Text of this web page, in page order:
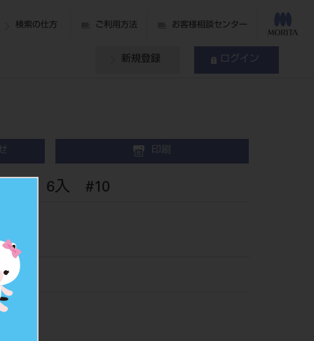
検索の仕方 ご利用方法 お客様相談センター
新規登録 ログイン
印刷
6入 #10